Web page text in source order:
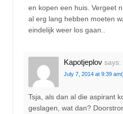
en kopen een huis. Vergeet
al erg lang hebben moeten
eindelijk weer los gaan..
Kapotjeplov says:
July 7, 2014 at 9:39 am
Tsja, als dan al die aspirant
geslagen, wat dan?